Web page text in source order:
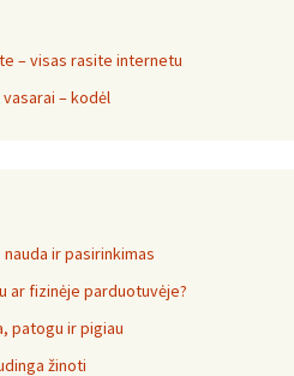
– visas rasite internetu
– kodėl
ir pasirinkimas
ar fizinėje parduotuvėje?
patogu ir pigiau
žinoti